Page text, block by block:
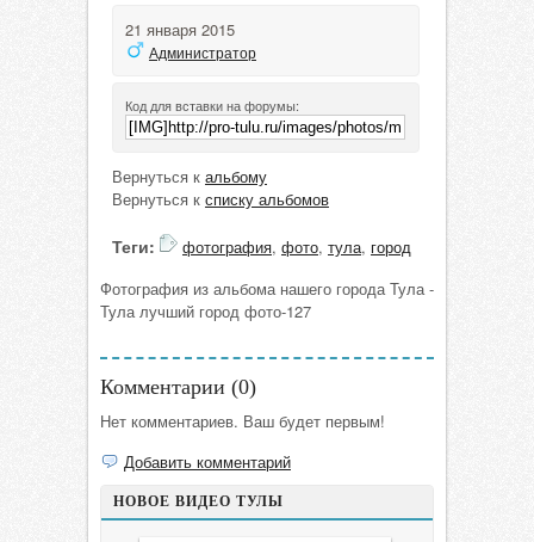
21 января 2015
Администратор
Код для вставки на форумы:
Вернуться к альбому
Вернуться к списку альбомов
Теги: фотография, фото, тула, город
Фотография из альбома нашего города Тула -
Тула лучший город фото-127
Комментарии (0)
Нет комментариев. Ваш будет первым!
Добавить комментарий
НОВОЕ ВИДЕО ТУЛЫ